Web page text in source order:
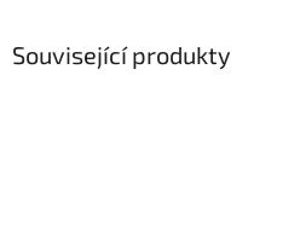
Související produkty